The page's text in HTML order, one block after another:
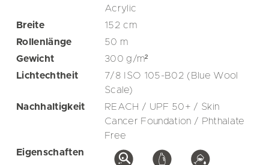
Acrylic
Breite
152cm
Rollenlänge
50 m
Gewicht
300g/m²
Lichtechtheit
7/8 ISO 105-B02 (Blue Wool
Scale)
Nachhaltigkeit
REACH / UPF 50+ / Skin
Cancer Foundation / Phthalate
Free
Eigenschaften